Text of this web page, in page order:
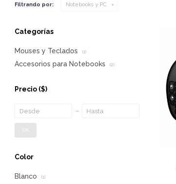
Filtrando por: Notebooks y PC
Categorías
Mouses y Teclados (1)
Accesorios para Notebooks (2)
Precio ($)
OK
Color
Blanco (1)